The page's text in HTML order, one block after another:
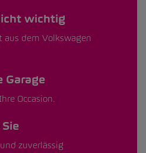
wichtig
aus dem Volkswagen
Garage
Occasion.
zuverlässig